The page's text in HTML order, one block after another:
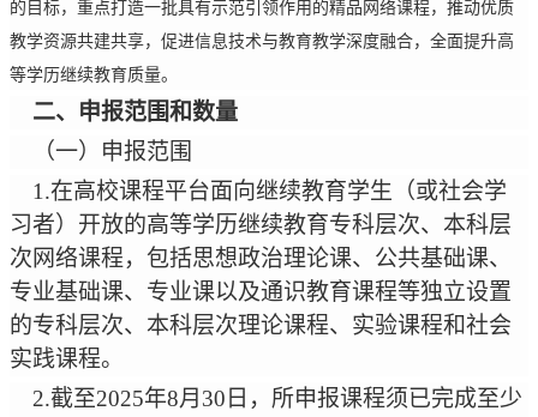
的目标，重点打造一批具有示范引领作用的精品网络课程，推动优质
教学资源共建共享，促进信息技术与教育教学深度融合，全面提升高
等学历继续教育质量。
二、申报范围和数量
（一）申报范围
1.在高校课程平台面向继续教育学生（或社会学
习者）开放的高等学历继续教育专科层次、本科层
次网络课程，包括思想政治理论课、公共基础课、
专业基础课、专业课以及通识教育课程等独立设置
的专科层次、本科层次理论课程、实验课程和社会
实践课程。
2.截至2025年8月 30 日，所申报课程须已完成至少